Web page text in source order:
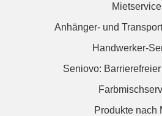
Mietservice
Anhänger- und
Handwerker-
Seniovo:
Produkte nach